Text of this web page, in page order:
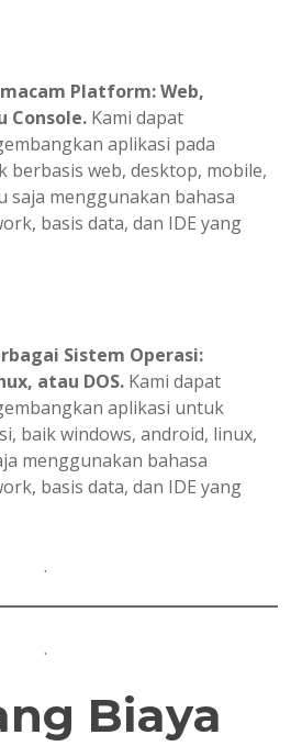
Platform: Web,
Console. Kami dapat
aplikasi pada
berbasis web, desktop, mobile,
saja menggunakan bahasa
basis data, dan IDE yang
Sistem Operasi:
atau DOS. Kami dapat
aplikasi untuk
baik windows, android, linux,
menggunakan bahasa
basis data, dan IDE yang
.
.
Biaya